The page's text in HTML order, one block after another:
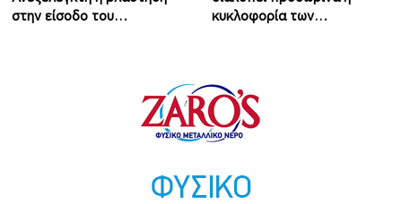
στην είσοδο του…
κυκλοφορία των…